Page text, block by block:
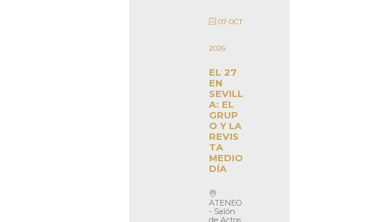
07 OCT
2026
EL 27
EN
SEVILL
A: EL
GRUP
O Y LA
REVIS
TA
MEDIO
DÍA
ATENEO
- Salón
de Actos